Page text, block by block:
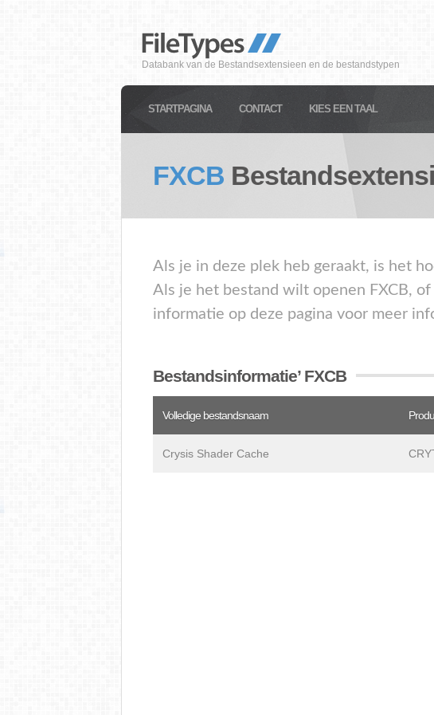
Databank van de Bestandsextensieen en de bestandstypen
STARTPAGINA CONTACT KIES EEN TAAL
FXCB
Als je in deze plek heb geraakt, is het
Als je het bestand wilt openen FXCB,
informatie op deze pagina voor meer
Bestandsinformatie’ FXCB
Volledige bestandsnaam
Crysis Shader Cache